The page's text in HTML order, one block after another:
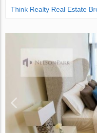
Think Realty Real Estate